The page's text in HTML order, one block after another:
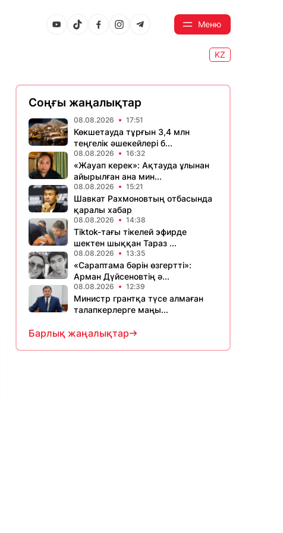
Меню
KZ
Соңғы жаңалықтар
08.08.2026 17:51
Көкшетауда тұрғын 3,4 млн
теңгелік әшекейлері б...
08.08.2026 16:32
«Жауап керек»: Ақтауда ұлынан
айырылған ана мин...
08.08.2026 15:21
Шавкат Рахмоновтың отбасында
қаралы хабар
08.08.2026 14:38
Tiktok-тағы тікелей эфирде
шектен шыққан Тараз ...
08.08.2026 13:35
«Сараптама бәрін өзгертті»:
Арман Дүйсеновтің ә...
08.08.2026 12:39
Министр грантқа түсе алмаған
талапкерлерге маңы...
Барлық жаңалықтар